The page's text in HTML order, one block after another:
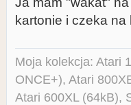
kartonie i czeka na
Moja kolekcja: Atari
ONCE+), Atari
Atari 600XL (64kB),